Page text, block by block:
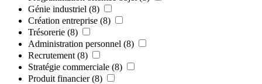
Génie industriel (8)
Création entreprise (8)
Trésorerie (8)
Administration personnel (8)
Recrutement (8)
Stratégie commerciale (8)
Produit financier (8)